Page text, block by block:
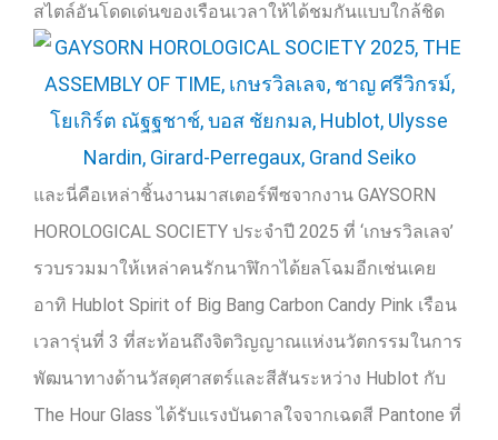
สไตล์อันโดดเด่นของเรือนเวลาให้ได้ชมกันแบบใกล้ชิด
และนี่คือเหล่าชิ้นงานมาสเตอร์พีซจากงาน GAYSORN
HOROLOGICAL SOCIETY ประจำปี 2025 ที่ ‘เกษรวิลเลจ’
รวบรวมมาให้เหล่าคนรักนาฬิกาได้ยลโฉมอีกเช่นเคย
อาทิ Hublot Spirit of Big Bang Carbon Candy Pink เรือน
เวลารุ่นที่ 3 ที่สะท้อนถึงจิตวิญญาณแห่งนวัตกรรมในการ
พัฒนาทางด้านวัสดุศาสตร์และสีสันระหว่าง Hublot กับ
The Hour Glassได้รับแรงบันดาลใจจากเฉดสี Pantone ที่